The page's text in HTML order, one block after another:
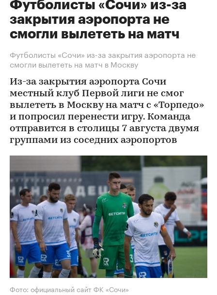
Футболисты «Сочи» из-за
закрытия аэропорта не
смогли вылететь на матч
Футболисты «Сочи» из-за закрытия аэропорта не
смогли вылететь на матч в Москву
Из-за закрытия аэропорта Сочи
местный клуб Первой лиги не смог
вылететь в Москву на матч с «Торпедо»
и попросил перенести игру. Команда
отправится в столицы 7 августа двумя
группами из соседних аэропортов
Фото: официальный сайт ФК «Сочи»